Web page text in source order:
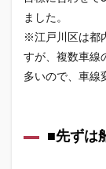
行
1.3
て江
門、
ました。
※江戸川区は都
すが、複数車線
多いので、車線
■先ずは